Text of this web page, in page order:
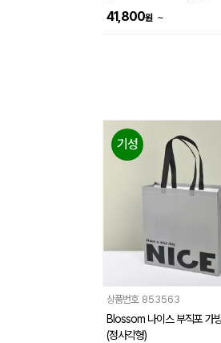
41,800원 ~
기성
상품번호 853563
Blossom 나이스 부직포 가
(정사각형)